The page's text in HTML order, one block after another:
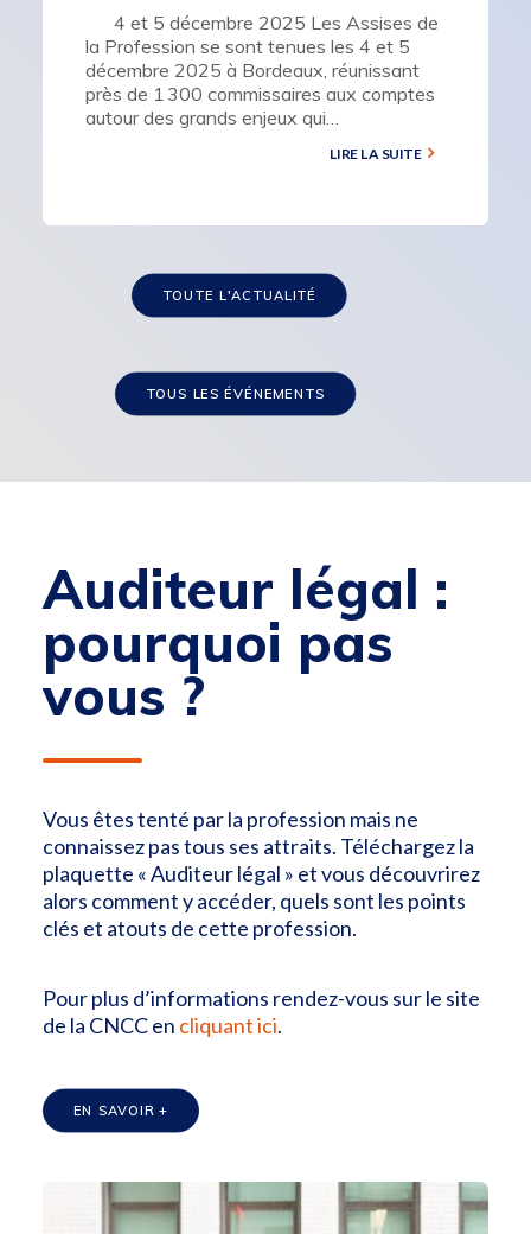
4 et 5 décembre 2025 Les Assises de
la Profession se sont tenues les 4 et 5
décembre 2025 à Bordeaux, réunissant
près de 1 300 commissaires aux comptes
autour des grands enjeux qui…
LIRE LA SUITE
TOUTE L'ACTUALITÉ
TOUS LES ÉVÉNEMENTS
Auditeur légal :
pourquoi pas
vous ?
Vous êtes tenté par la profession mais ne
connaissez pas tous ses attraits. Téléchargez la
plaquette « Auditeur légal » et vous découvrirez
alors comment y accéder, quels sont les points
clés et atouts de cette profession.
Pour plus d’informations rendez-vous sur le site
de la CNCC en cliquant ici.
EN SAVOIR +